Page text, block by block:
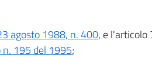
agosto 1988, n. 400, e l'articolo
195 del 1995;